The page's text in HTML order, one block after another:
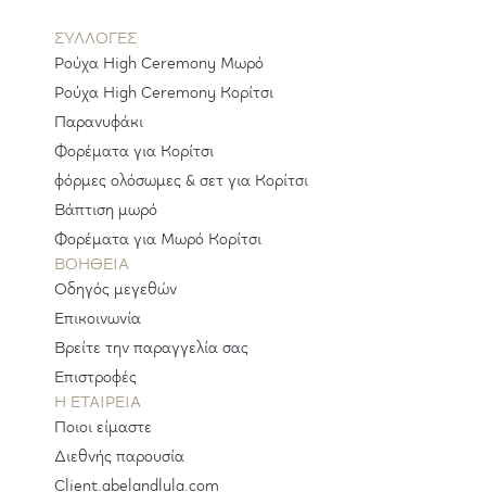
ΣΥΛΛΟΓΕΣ
Ρούχα High Ceremony Μωρό
Ρούχα High Ceremony Κορίτσι
Παρανυφάκι
Φορέματα για Κορίτσι
φόρμες ολόσωμες & σετ για Κορίτσι
Βάπτιση μωρό
Φορέματα για Μωρό Κορίτσι
ΒΟΗΘΕΙΑ
Οδηγός μεγεθών
Επικοινωνία
Βρείτε την παραγγελία σας
Επιστροφές
H ΕΤΑΙΡΕΊΑ
Ποιοι είμαστε
Διεθνής παρουσία
Client.abelandlula.com